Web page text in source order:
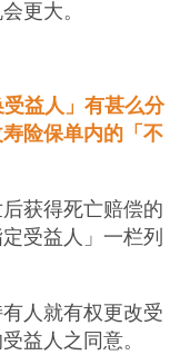
更大。
益人」有甚么分
险保单内的「不
获得死亡赔偿的
受益人」一栏列
人就有权更改受
益人之同意。